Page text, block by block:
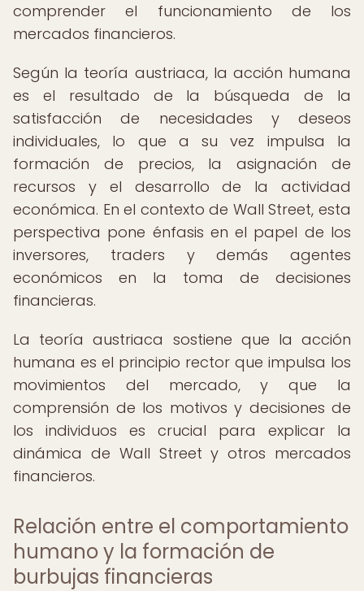
comprender el funcionamiento de los
mercados financieros.
Según la teoría austriaca, la acción humana
es el resultado de la búsqueda de la
satisfacción de necesidades y deseos
individuales, lo que a su vez impulsa la
formación de precios, la asignación de
recursos y el desarrollo de la actividad
económica. En el contexto de Wall Street, esta
perspectiva pone énfasis en el papel de los
inversores, traders y demás agentes
económicos en la toma de decisiones
financieras.
La teoría austriaca sostiene que la acción
humana es el principio rector que impulsa los
movimientos del mercado, y que la
comprensión de los motivos y decisiones de
los individuos es crucial para explicar la
dinámica de Wall Street y otros mercados
financieros.
Relación entre el comportamiento
humano y la formación de
burbujas financieras